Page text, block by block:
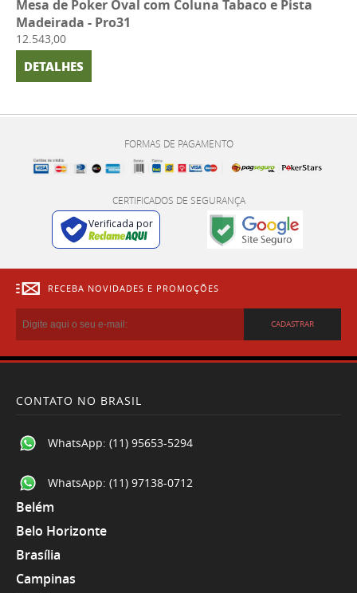
Mesa de Poker Oval com Coluna Tabaco e Pista
Madeirada - Pro31
12.543,00
DETALHES
FORMAS DE PAGAMENTO
CERTIFICADOS DE SEGURANÇA
Verificada por
RECEBA NOVIDADES E PROMOÇÕES
CADASTRAR
CONTATO NO BRASIL
WhatsApp: (11) 95653-5294
WhatsApp: (11) 97138-0712
Belém
Belo Horizonte
Brasília
Campinas